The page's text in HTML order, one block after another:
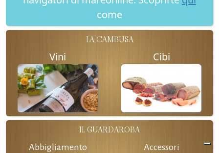
come
LA CAMBUSA
Vini Cibi
IL GUARDAROBA
Abbigliamento Accessori